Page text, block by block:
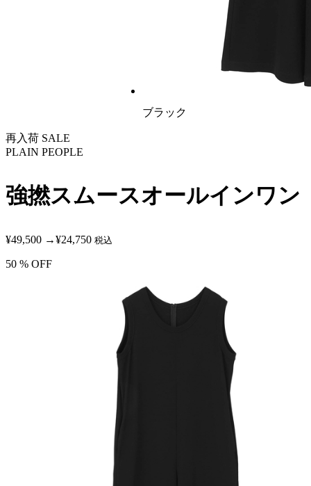
ブラック
再入荷 SALE
PLAIN PEOPLE
強撚スムースオールインワン
¥49,500 →¥24,750 税込
50 % OFF